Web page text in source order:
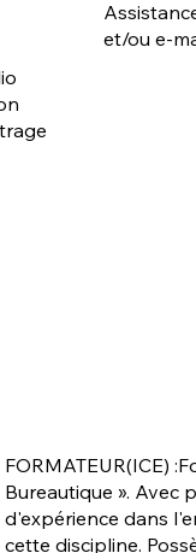
FORMATEUR(ICE)
Bureautique ». Avec
d'expérience dans
cette discipline.
et/ou e-